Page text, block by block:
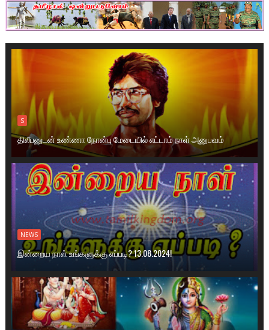
S
திலீபனுடன் உண்ணா நோன்பு மேடையில் எட்டாம் நாள் அனுபவம்
NEWS
இன்றைய நாள் உங்களுக்கு எப்படி? 13.08.2024!